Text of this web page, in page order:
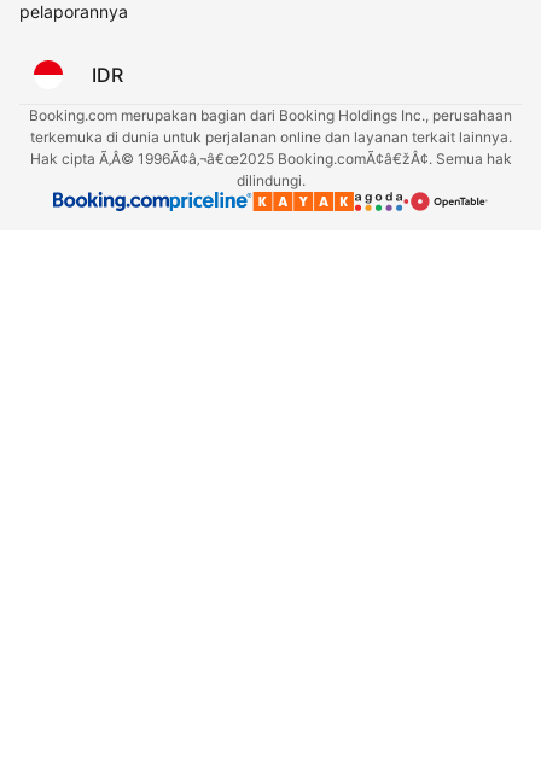
pelaporannya
IDR
Booking.com merupakan bagian dari Booking Holdings Inc., perusahaan
terkemuka di dunia untuk perjalanan online dan layanan terkait lainnya.
Hak cipta Ã‚Â© 1996Ã¢â‚¬â€œ2025 Booking.comÃ¢â€žÂ¢. Semua hak
dilindungi.